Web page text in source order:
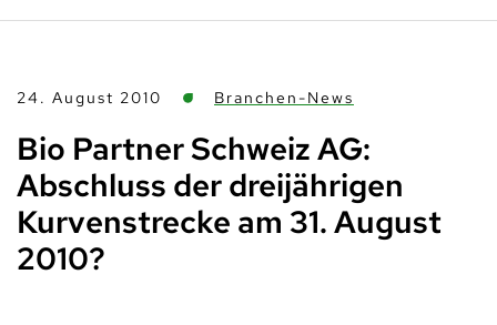
24. August 2010 Branchen-News
Bio Partner Schweiz AG:
Abschluss der dreijährigen
Kurvenstrecke am 31. August
2010?